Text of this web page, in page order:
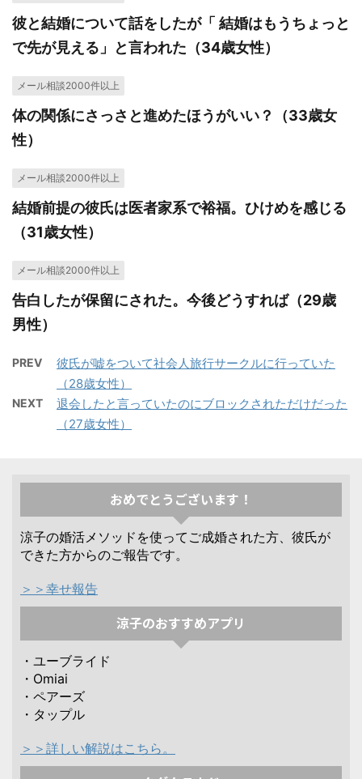
彼と結婚について話をしたが「 結婚はもうちょっと
で先が見える」と言われた（34歳女性）
メール相談2000件以上
体の関係にさっさと進めたほうがいい？（33歳女
性）
メール相談2000件以上
結婚前提の彼氏は医者家系で裕福。ひけめを感じる
（31歳女性）
メール相談2000件以上
告白したが保留にされた。今後どうすれば（29歳
男性）
PREV
彼氏が嘘をついて社会人旅行サークルに行っていた
（28歳女性）
NEXT
退会したと言っていたのにブロックされただけだった
（27歳女性）
おめでとうございます！
涼子の婚活メソッドを使ってご成婚された方、彼氏が
できた方からのご報告です。
＞＞幸せ報告
涼子のおすすめアプリ
・ユーブライド
・Omiai
・ペアーズ
・タップル
＞＞詳しい解説はこちら。